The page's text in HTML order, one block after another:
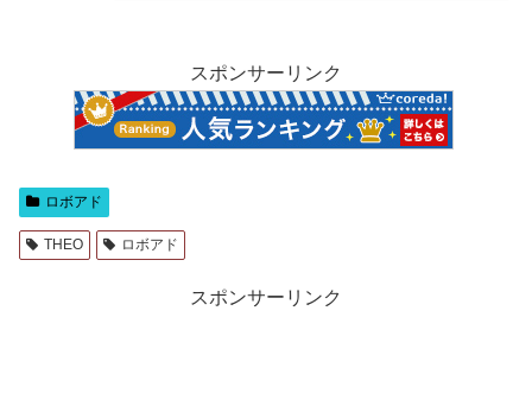
スポンサーリンク
ロボアド
THEO ロボアド
スポンサーリンク